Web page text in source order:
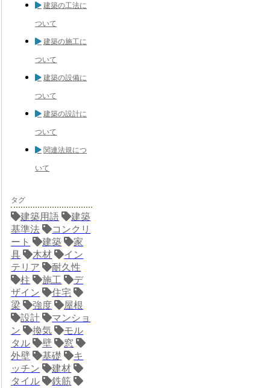
建築の工法に
ついて
建築の施工に
ついて
建築の設備に
ついて
建築の設計に
ついて
関連法規につ
いて
タグ
建築用語
建築
基準法
コンクリ
ート
建築
家
具
木材
イン
テリア
耐久性
柱
施工
デ
ザイン
住宅
梁
強度
屋根
設計
マンショ
ン
換気
モル
タル
壁
窓
外壁
基礎
キ
ッチン
建材
タイル
鉄筋